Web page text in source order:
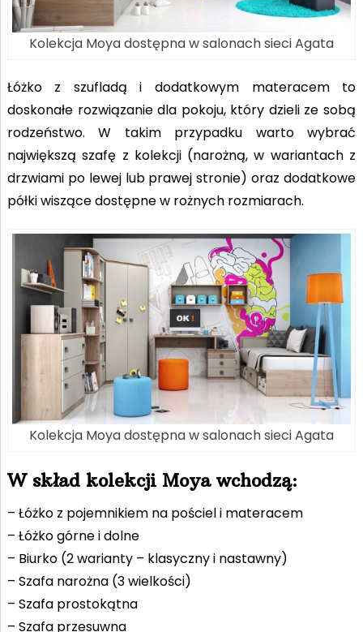
Kolekcja Moya dostępna w salonach sieci Agata
Łóżko z szufladą i dodatkowym materacem to
doskonałe rozwiązanie dla pokoju, który dzieli ze sobą
rodzeństwo. W takim przypadku warto wybrać
największą szafę z kolekcji (narożną, w wariantach z
drzwiami po lewej lub prawej stronie) oraz dodatkowe
półki wiszące dostępne w rożnych rozmiarach.
Kolekcja Moya dostępna w salonach sieci Agata
W skład kolekcji Moya wchodzą:
– Łóżko z pojemnikiem na pościel i materacem
– Łóżko górne i dolne
– Biurko (2 warianty – klasyczny i nastawny)
– Szafa narożna (3 wielkości)
– Szafa prostokątna
– Szafa przesuwna